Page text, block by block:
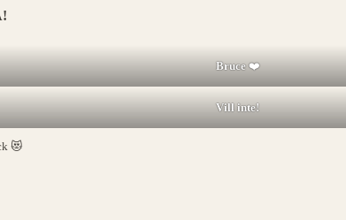
Bruce❤️
Vill inte!
😻